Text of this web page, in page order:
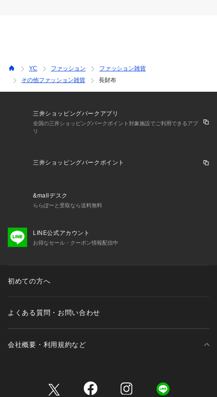
YC ファッション
ファッション雑貨
その他ファッション雑貨
長財布
三井ショッピングパークアプリ
全国の三井ショッピングパークポイント対象施設でご利用できるアプ
リ
三井ショッピングパークポイント
&mallデスク
ららぽーと受取なら送料無料
LINE公式アカウント
お得なセール・クーポン情報配信中
初めての方へ
よくある質問・お問い合わせ
会社概要・利用規約など